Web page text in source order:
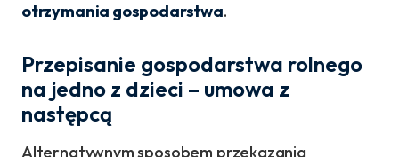
otrzymania gospodarstwa.
Przepisanie gospodarstwa rolnego
na jedno z dzieci – umowa z
następcą
Alternatywnym sposobem przekazania